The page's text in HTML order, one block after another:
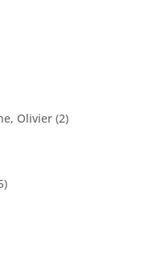
Olivier(2)